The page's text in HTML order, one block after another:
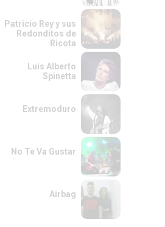
Patricio Rey y sus
Redonditos de
Ricota
Luis Alberto
Spinetta
Extremoduro
No Te Va Gustar
Airbag